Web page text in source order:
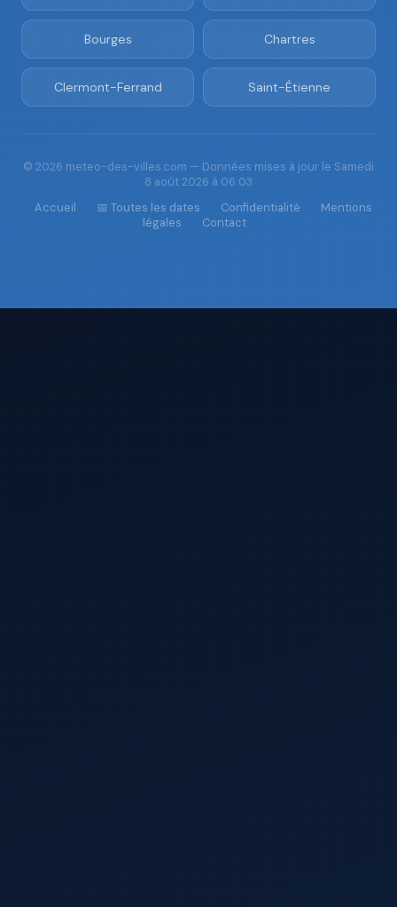
Bourges Chartres
Clermont-Ferrand Saint-Étienne
© 2026 meteo-des-villes.com — Données mises à jour le Samedi
8 août 2026 à 06:03
Accueil
📅 Toutes les dates Confidentialité
Mentions
légales
Contact